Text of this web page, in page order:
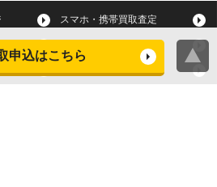
申込はこちら
スマホ・携帯買取査定
定